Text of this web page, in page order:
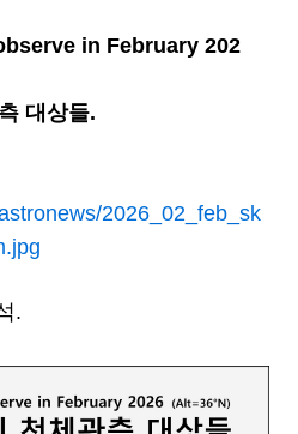
in February 202
대상들.
2026_02_feb_sk
.